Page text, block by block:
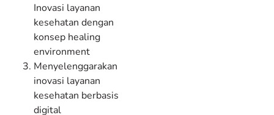
Inovasi layanan
kesehatan dengan
konsep healing
environment
Menyelenggarakan
inovasi layanan
kesehatan berbasis
digital